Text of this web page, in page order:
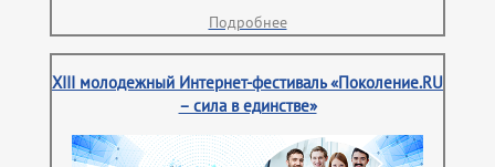
Подробнее
XIII молодежный Интернет-фестиваль «Поколение.RU
– сила в единстве»